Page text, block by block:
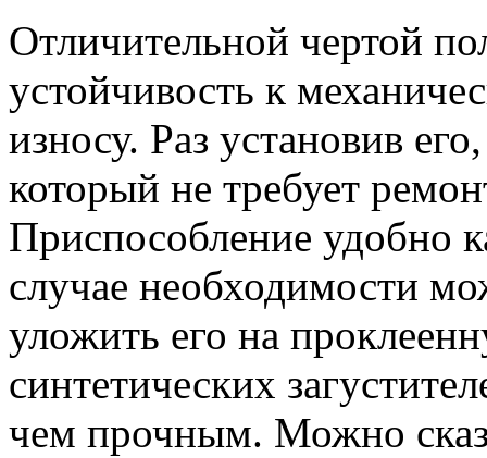
Отличительной чертой
устойчивость к
износу. Раз установив
который не требует
Приспособление удобно
случае необходимости
уложить его на
синтетических
чем прочным. Можно